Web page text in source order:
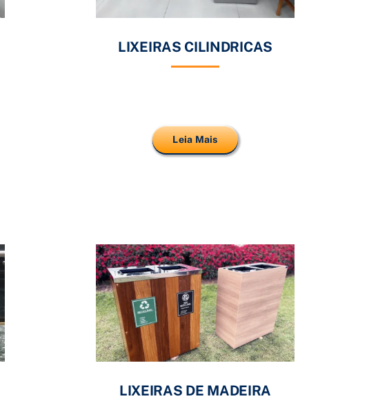
LIXEIRAS CILINDRICAS
Leia Mais
LIXEIRAS DE MADEIRA